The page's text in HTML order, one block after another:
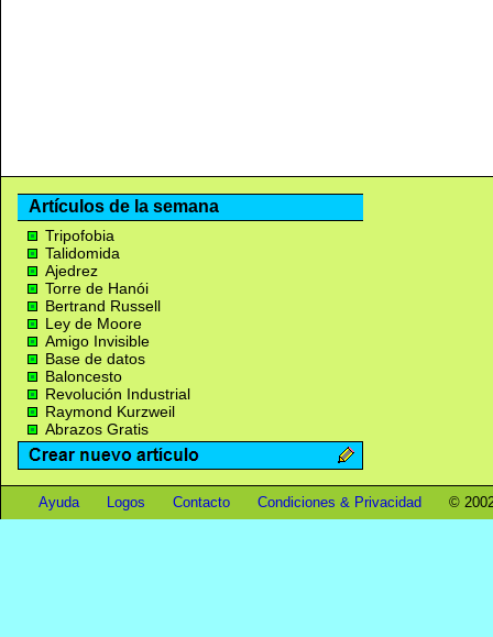
Artículos de la semana
Tripofobia
Talidomida
Ajedrez
Torre de Hanói
Bertrand Russell
Ley de Moore
Amigo Invisible
Base de datos
Baloncesto
Revolución Industrial
Raymond Kurzweil
Abrazos Gratis
Ayuda Logos Contacto Condiciones & Privacidad ©